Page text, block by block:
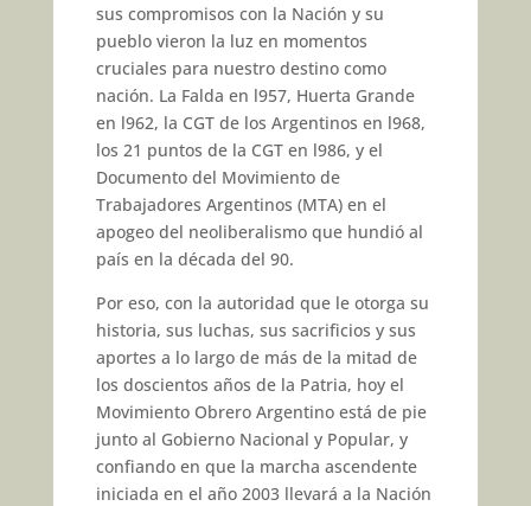
sus compromisos con la Nación y su
pueblo vieron la luz en momentos
cruciales para nues­tro destino como
nación. La Falda en l957, Huerta Grande
en l962, la CGT de los Argentinos en l968,
los 21 puntos de la CGT en l986, y el
Documento del Movimiento de
Trabajadores Argentinos (MTA) en el
apogeo del neoliberalismo que hundió al
país en la década del 90.
Por eso, con la autoridad que le otorga su
historia, sus luchas, sus sacrificios y sus
aportes a lo largo de más de la mitad de
los doscien­tos años de la Patria, hoy el
Movi­miento Obrero Argentino está de pie
junto al Gobierno Nacional y Po­pular, y
confiando en que la marcha ascendente
iniciada en el año 2003 llevará a la Nación